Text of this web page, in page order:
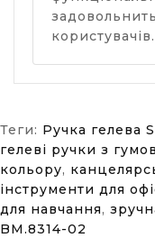
користувачів.
Теги: Ручка гелева
гелеві ручки з
кольору,
інструменти для
для навчання,
BM.8314-02